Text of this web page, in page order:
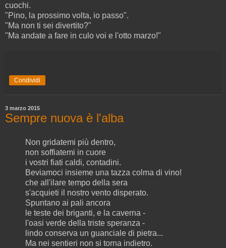
cuochi.
"Pino, la prossimo volta, io passo".
"Ma non ti sei divertito?"
"Ma andate a fare in culo voi e l'otto marzo!"
Condividi
3 marzo 2015
Sempre nuova è l'alba
Non gridatemi più dentro,
non soffiatemi in cuore
i vostri fiati caldi, contadini.
Beviamoci insieme una tazza colma di vino!
che all'ilare tempo della sera
s'acquieti il nostro vento disperato.
Spuntano ai pali ancora
le teste dei briganti, e la caverna -
l'oasi verde della triste speranza -
lindo conserva un guanciale di pietra...
Ma nei sentieri non si torna indietro.